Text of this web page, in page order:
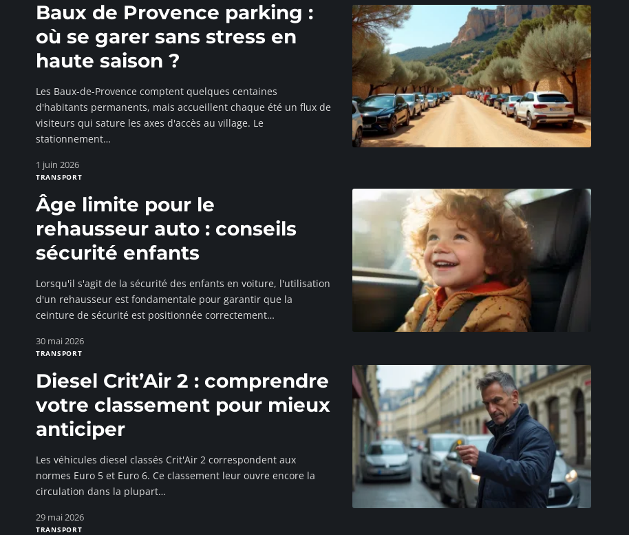
Baux de Provence parking :
où se garer sans stress en
haute saison ?
Les Baux-de-Provence comptent quelques centaines
d'habitants permanents, mais accueillent chaque été un flux de
visiteurs qui sature les axes d'accès au village. Le
stationnement…
1 juin 2026
TRANSPORT
Âge limite pour le
rehausseur auto : conseils
sécurité enfants
Lorsqu'il s'agit de la sécurité des enfants en voiture, l'utilisation
d'un rehausseur est fondamentale pour garantir que la
ceinture de sécurité est positionnée correctement…
30 mai 2026
TRANSPORT
Diesel Crit’Air 2 : comprendre
votre classement pour mieux
anticiper
Les véhicules diesel classés Crit'Air 2 correspondent aux
normes Euro 5 et Euro 6. Ce classement leur ouvre encore la
circulation dans la plupart…
29 mai 2026
TRANSPORT